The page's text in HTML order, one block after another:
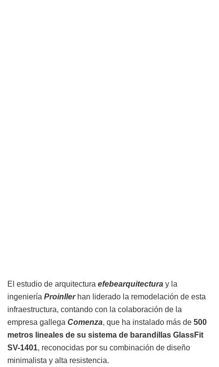
El estudio de arquitectura efebearquitectura y la
ingeniería Proinllerhan liderado la remodelación de esta
infraestructura, contando con la colaboración de la
empresa gallega Comenza, que ha instalado más de 500
metros lineales de su sistema de barandillas GlassFit
SV-1401, reconocidas por su combinación de diseño
minimalista y alta resistencia.